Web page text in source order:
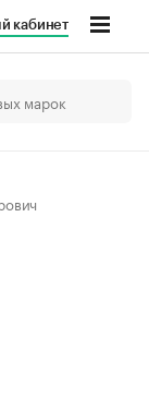
кабинет